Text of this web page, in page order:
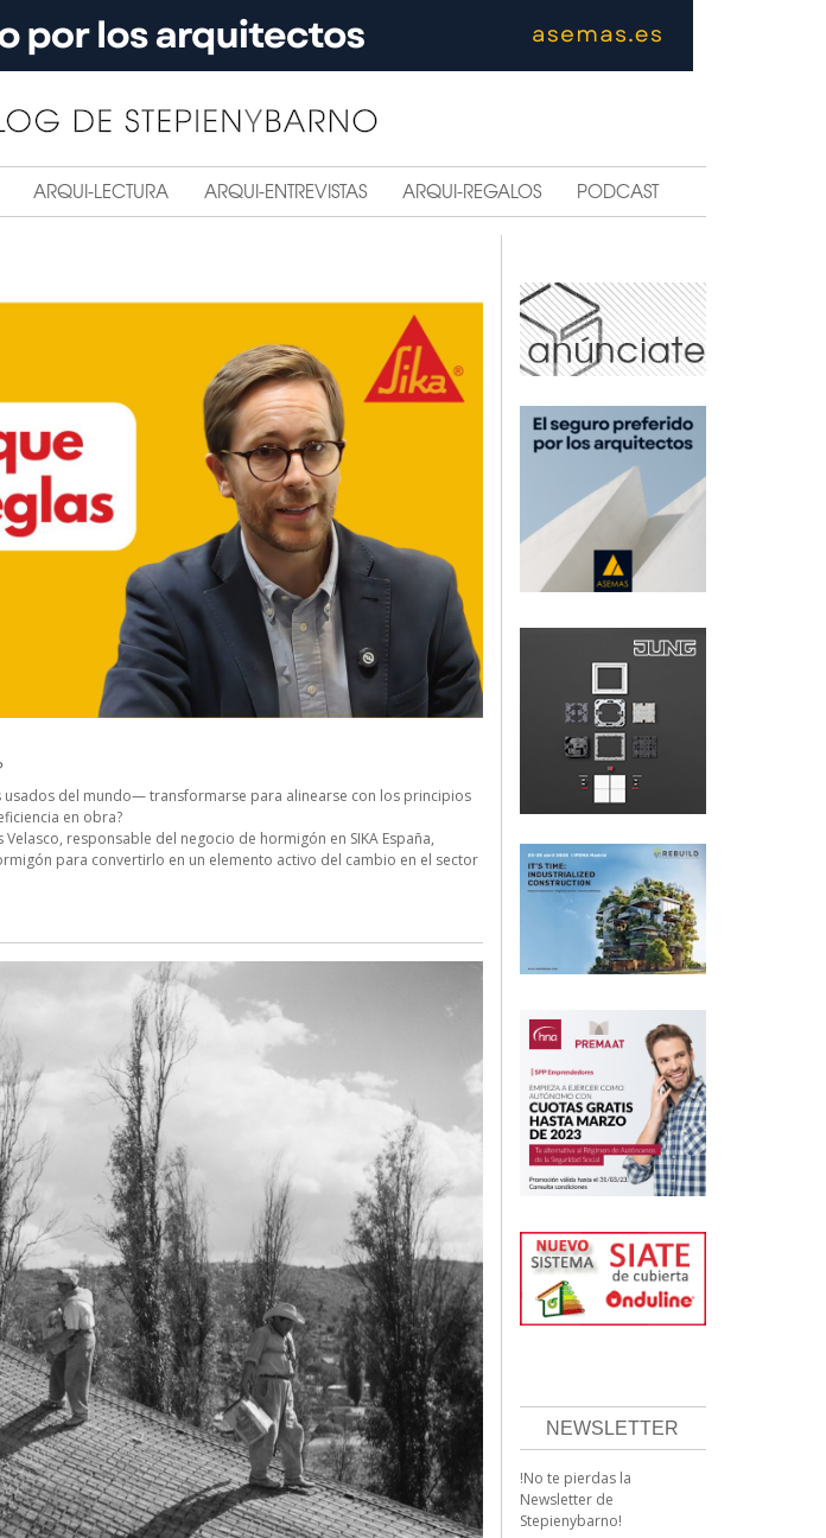
ARQUI-LECTURA ARQUI-ENTREVISTAS ARQUI-REGALOS PODCAST
del mundo— transformarse para alinearse con los principios
en obra?
responsable del negocio de hormigón en SIKA España,
para convertirlo en un elemento activo del cambio en el sector
NEWSLETTER
!No te pierdas la
Newsletter de
Stepienybarno!